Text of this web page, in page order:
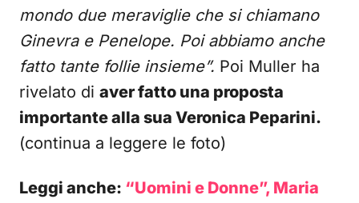
mondo due meraviglie che si chiamano
Ginevra e Penelope. Poi abbiamo anche
fatto tante follie insieme”. Poi Muller ha
rivelato di aver fatto una proposta
importante alla sua Veronica Peparini.
(continua a leggere le foto)
Leggi anche: “Uomini e Donne”, Maria